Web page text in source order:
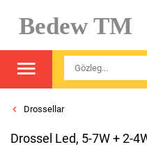
Bedew TM
Drossellar
Drossel Led, 5-7W + 2-